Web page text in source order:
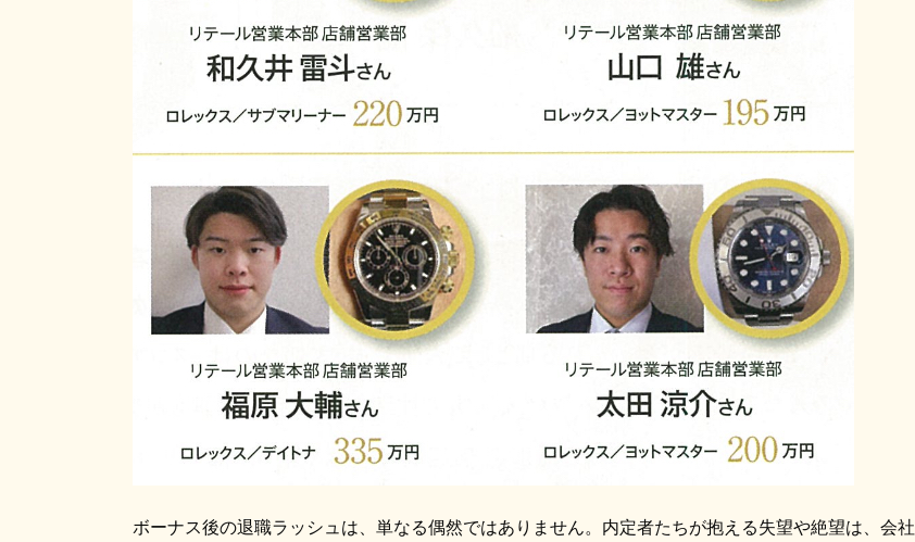
ボーナス後の退職ラッシュは、単なる偶然ではありません。内定者たちが抱える失望や絶望は、会社